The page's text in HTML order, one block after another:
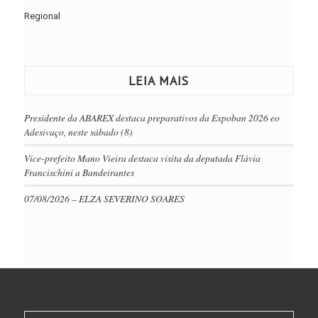
Regional
LEIA MAIS
Presidente da ABAREX destaca preparativos da Expoban 2026 eo
Adesivaço, neste sábado (8)
Vice-prefeito Mano Vieira destaca visita da deputada Flávia
Francischini a Bandeirantes
07/08/2026 – ELZA SEVERINO SOARES